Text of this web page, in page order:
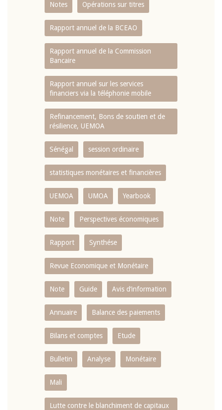
Notes Opérations sur titres
Rapport annuel de la BCEAO
Rapport annuel de la Commission
Bancaire
Rapport annuel sur les services
financiers via la téléphonie mobile
Refinancement, Bons de soutien et de
résilience, UEMOA
Sénégal session ordinaire
statistiques monétaires et financières
UEMOA UMOA Yearbook
Note Perspectives économiques
Rapport Synthése
Revue Economique et Monétaire
Note Guide Avis d’information
Annuaire Balance des paiements
Bilans et comptes Etude
Bulletin Analyse Monétaire
Mali
Lutte contre le blanchiment de capitaux